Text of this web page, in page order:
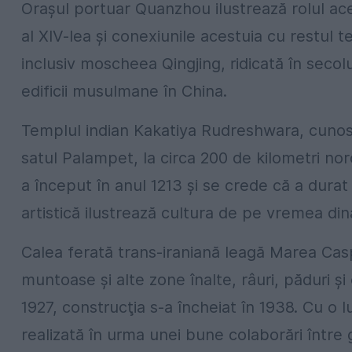
Oraşul portuar Quanzhou ilustrează rolul
al XIV-lea şi conexiunile acestuia cu restul
inclusiv moscheea Qingjing, ridicată în
edificii musulmane în China.
Templul indian Kakatiya Rudreshwara,
satul Palampet, la circa 200 de kilometri
a început în anul 1213 şi se crede că a
artistică ilustrează cultura de pe vremea
Calea ferată trans-iraniană leagă Marea
muntoase şi alte zone înalte, râuri, păduri
1927, construcţia s-a încheiat în 1938. Cu
realizată în urma unei bune colaborări